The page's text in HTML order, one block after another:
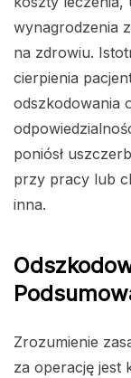
wynagrodzenia
na zdrowiu.
cierpienia
odszkodowania
poniósł
przy pracy lub
inna.
Zrozumienie
za operację jest